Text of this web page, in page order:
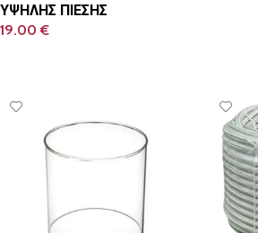
ΥΨΗΛΗΣ ΠΙΕΣΗΣ
19.00€